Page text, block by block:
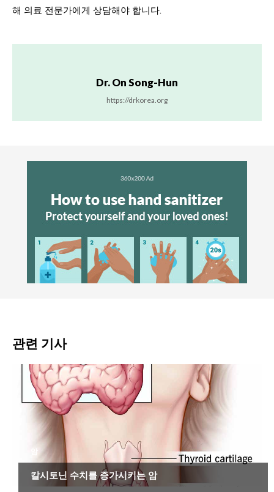
해 의료 전문가에게 상담해야 합니다.
Dr. On Song-Hun
https://drkorea.org
관련 기사
칼시토닌 수치를 증가시키는 암